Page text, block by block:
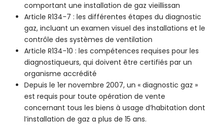
comportant une installation de gaz vieillissan
Article R134-7 : les différentes étapes du diagnostic
gaz, incluant un examen visuel des installations et le
contrôle des systèmes de ventilation
Article R134-10 : les compétences requises pour les
diagnostiqueurs, qui doivent être certifiés par un
organisme accrédité
Depuis le 1er novembre 2007, un « diagnostic gaz »
est requis pour toute opération de vente
concernant tous les biens à usage d’habitation dont
l’installation de gaz a plus de 15 ans.